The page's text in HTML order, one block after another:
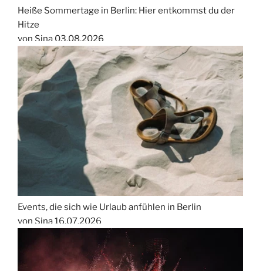
Heiße Sommertage in Berlin: Hier entkommst du der
Hitze
von Sina 03.08.2026
Events, die sich wie Urlaub anfühlen in Berlin
von Sina16.07.2026